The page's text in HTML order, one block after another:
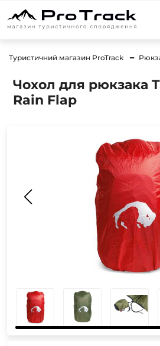
Туристичний магазин ProTrack
Чохол для рюкзака
Rain Flap